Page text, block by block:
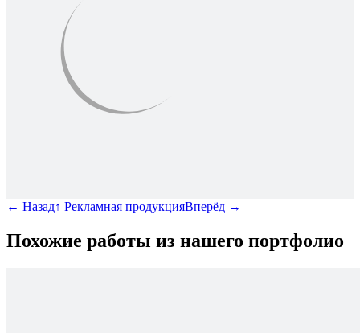
← Назад↑ Рекламная продукцияВперёд →
Похожие работы из нашего портфолио